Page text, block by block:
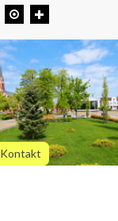
Kontakt